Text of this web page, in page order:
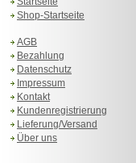
Shop-Startseite
AGB
Bezahlung
Datenschutz
Impressum
Kontakt
Kundenregistrierung
Lieferung/Versand
Über uns